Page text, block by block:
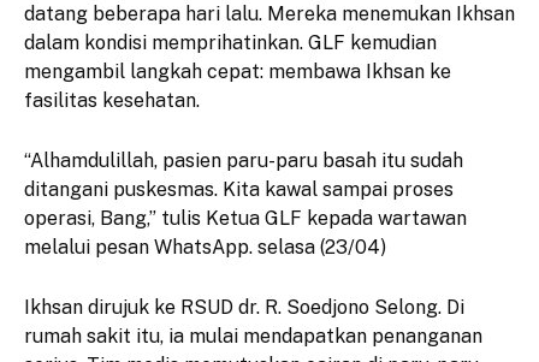
datang beberapa hari lalu. Mereka menemukan Ikhsan
dalam kondisi memprihatinkan. GLF kemudian
mengambil langkah cepat: membawa Ikhsan ke
fasilitas kesehatan.
“Alhamdulillah, pasien paru-paru basah itu sudah
ditangani puskesmas. Kita kawal sampai proses
operasi, Bang,” tulis Ketua GLF kepada wartawan
melalui pesan WhatsApp. selasa (23/04)
Ikhsan dirujuk ke RSUD dr. R. Soedjono Selong. Di
rumah sakit itu, ia mulai mendapatkan penanganan